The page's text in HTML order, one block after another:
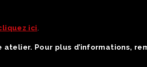
ici.
Pour plus d’informations,